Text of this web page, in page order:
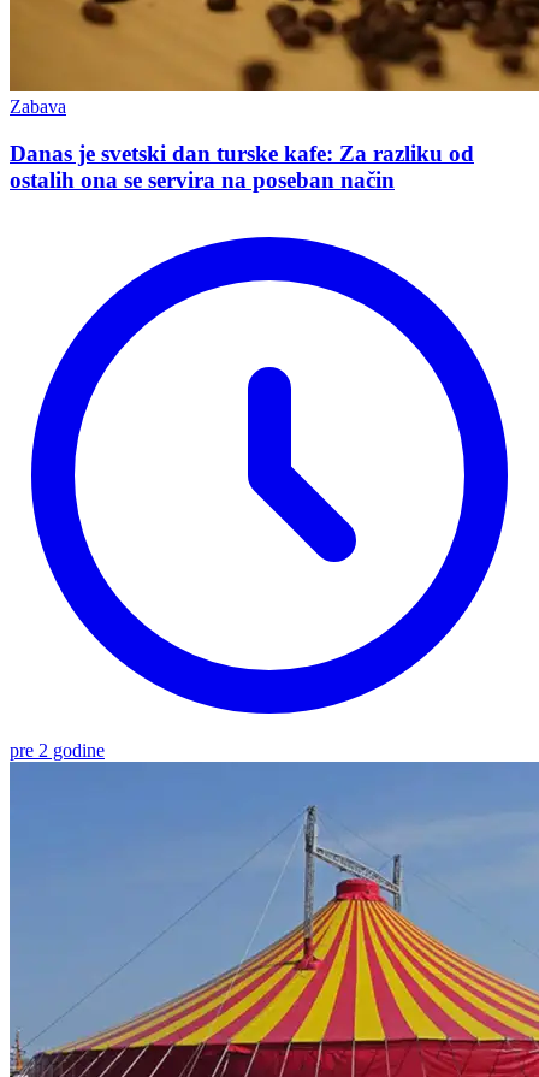
Zabava
Danas je svetski dan turske kafe: Za razliku od
ostalih ona se servira na poseban način
pre 2 godine